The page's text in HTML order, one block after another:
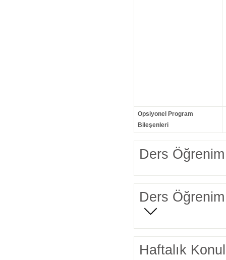
Opsiyonel Program
Bileşenleri
Ders Öğrenim
Ders Öğrenim
Haftalık